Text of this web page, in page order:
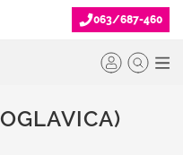
063/687-460